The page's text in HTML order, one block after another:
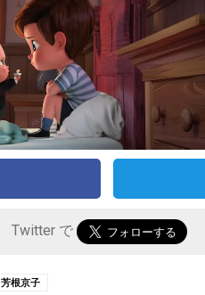
Twitter で
芳根京子